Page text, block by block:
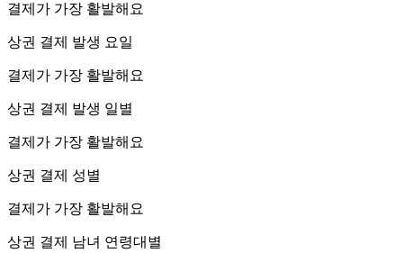
결제가 가장 활발해요
상권 결제 발생 요일
결제가 가장 활발해요
상권 결제 발생 일별
결제가 가장 활발해요
상권 결제 성별
결제가 가장 활발해요
상권 결제 남녀 연령대별